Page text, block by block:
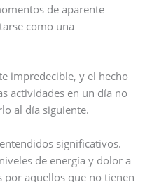
de aparente
como una
impredecible, y el hecho
actividades en un día no
al día siguiente.
significativos.
de energía y dolor a
aquellos que no tienen